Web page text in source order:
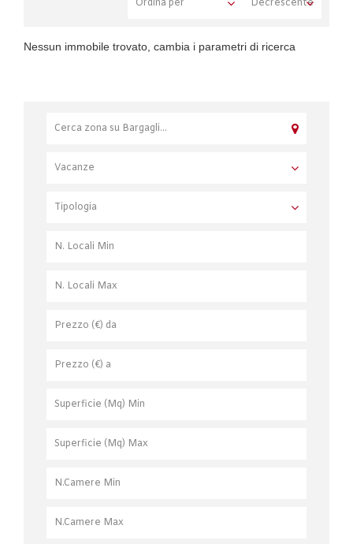
Nessun immobile trovato, cambia i parametri di ricerca